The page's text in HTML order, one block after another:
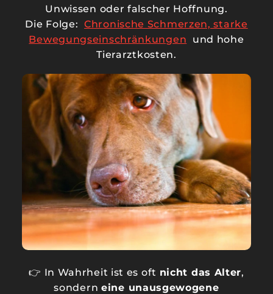
Unwissen oder falscher Hoffnung.
Die Folge: Chronische Schmerzen, starke
Bewegungseinschränkungen
und hohe
Tierarztkosten.
👉 In Wahrheit ist es oft nicht das Alter,
sondern eine unausgewogene